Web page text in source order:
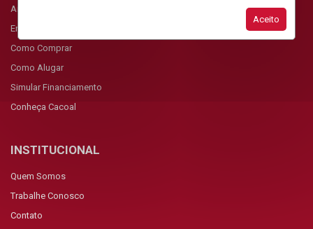
Aceito
Anunciar Imóvel
Encomendar Imóvel
Como Comprar
Como Alugar
Simular Financiamento
Conheça Cacoal
INSTITUCIONAL
Quem Somos
Trabalhe Conosco
Contato